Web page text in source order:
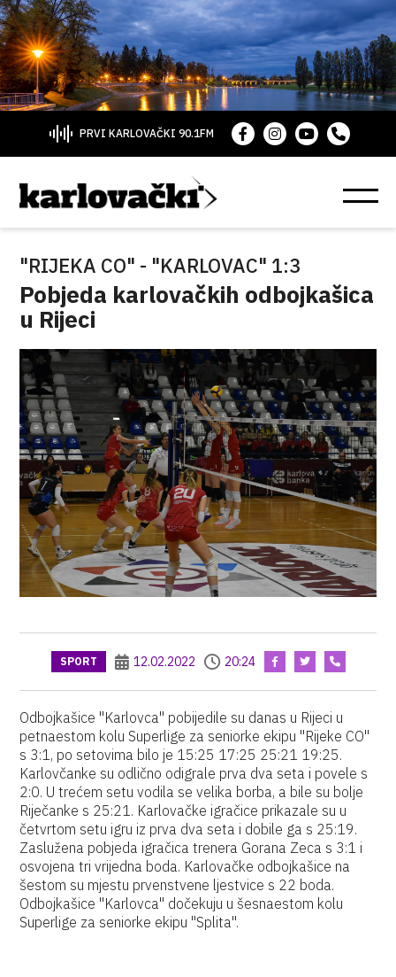
PRVI KARLOVAČKI 90.1FM
"RIJEKA CO" - "KARLOVAC" 1:3
Pobjeda karlovačkih odbojkašica
u Rijeci
SPORT 12.02.2022 20:24
Odbojkašice "Karlovca" pobijedile su danas u Rijeci u
petnaestom kolu Superlige za seniorke ekipu "Rijeke CO"
s 3:1, po setovima bilo je 15:25 17:25 25:21 19:25.
Karlovčanke su odlično odigrale prva dva seta i povele s
2:0. U trećem setu vodila se velika borba, a bile su bolje
Riječanke s 25:21. Karlovačke igračice prikazale su u
četvrtom setu igru iz prva dva seta i dobile ga s 25:19.
Zaslužena pobjeda igračica trenera Gorana Zeca s 3:1 i
osvojena tri vrijedna boda. Karlovačke odbojkašice na
šestom su mjestu prvenstvene ljestvice s 22 boda.
Odbojkašice "Karlovca" dočekuju u šesnaestom kolu
Superlige za seniorke ekipu "Splita".